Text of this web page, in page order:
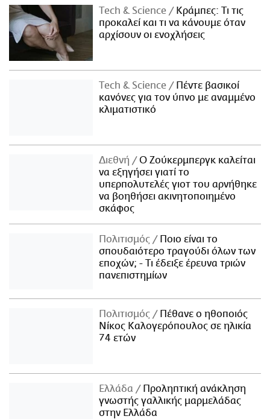
Τech & Science
Κράμπες: Τι τις
προκαλεί και τι να κάνουμε όταν
αρχίσουν οι ενοχλήσεις
Τech & Science
Πέντε βασικοί
κανόνες για τον ύπνο με αναμμένο
κλιματιστικό
Διεθνή
Ο Ζούκερμπεργκ καλείται
να εξηγήσει γιατί το
υπερπολυτελές γιοτ του αρνήθηκε
να βοηθήσει ακινητοποιημένο
σκάφος
Πολιτισμός
Ποιο είναι το
σπουδαιότερο τραγούδι όλων των
εποχών; - Τι έδειξε έρευνα τριών
πανεπιστημίων
Πολιτισμός
Πέθανε ο ηθοποιός
Νίκος Καλογερόπουλος σε ηλικία
74 ετών
Ελλάδα
Προληπτική ανάκληση
γνωστής γαλλικής μαρμελάδας
στην Ελλάδα